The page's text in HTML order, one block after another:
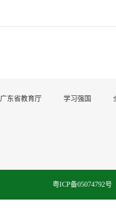
广东省教育厅 学习强国
粤ICP备05074792